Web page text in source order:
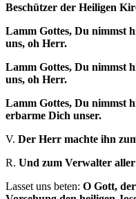
Beschützer der Heiligen
Lamm Gottes, Du nimmst
uns, oh Herr.
Lamm Gottes, Du nimmst
uns, oh Herr.
Lamm Gottes, Du nimmst
erbarme Dich unser.
V. Der Herr machte ihn
R. Und zum Verwalter
Lasset uns beten: O Gott,